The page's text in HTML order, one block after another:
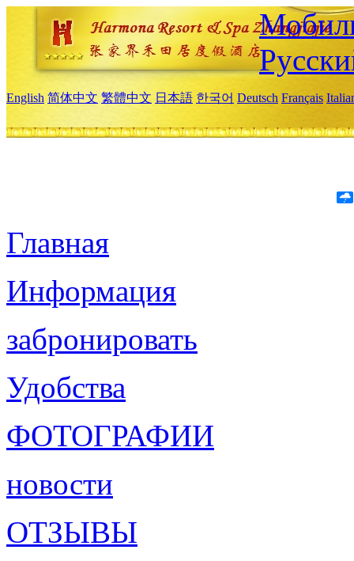
English 简体中文 繁體中文 日本語 한국어 Deutsch Français
Главная
Информация
забронировать
Удобства
ФОТОГРАФИИ
новости
ОТЗЫВЫ